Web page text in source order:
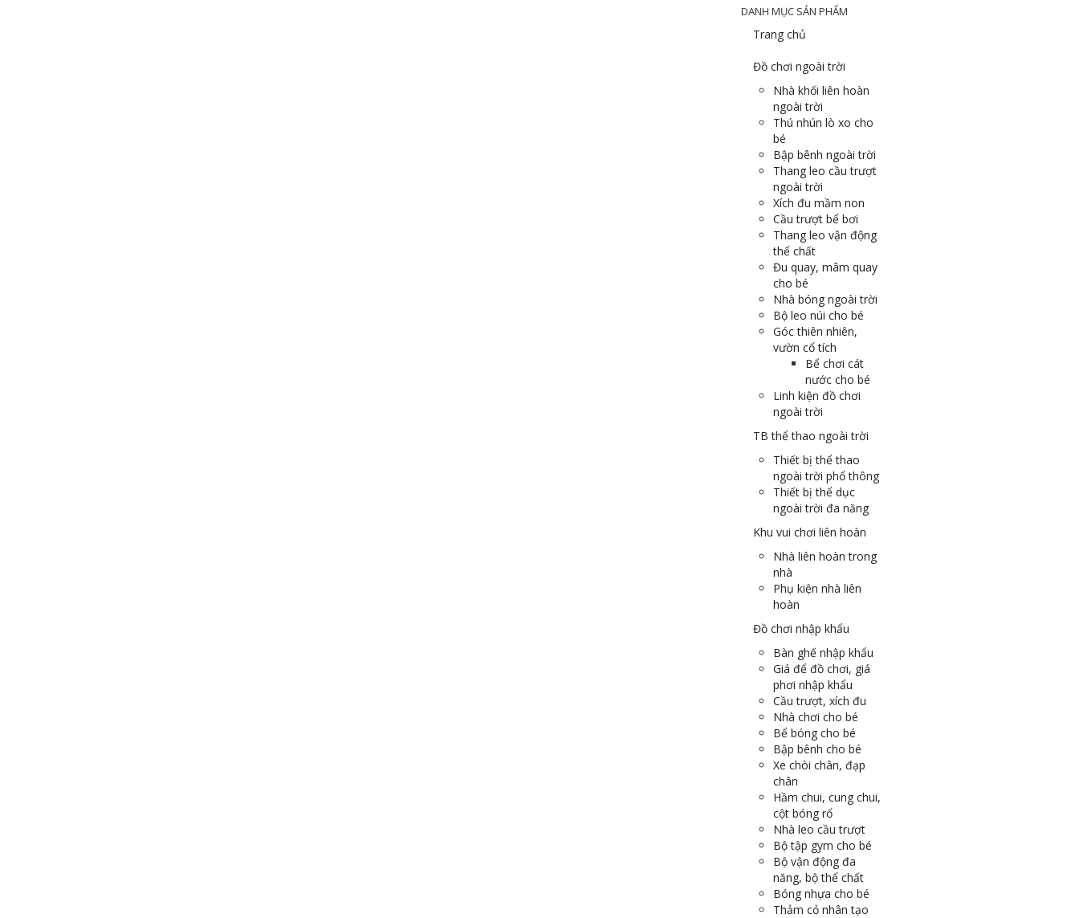
DANH MỤC SẢN PHẨM
Trang chủ
Đồ chơi ngoài trời
Nhà khối liên hoàn
ngoài trời
Thú nhún lò xo cho
bé
Bập bênh ngoài trời
Thang leo cầu trượt
ngoài trời
Xích đu mầm non
Cầu trượt bể bơi
Thang leo vận động
thể chất
Đu quay, mâm quay
cho bé
Nhà bóng ngoài trời
Bộ leo núi cho bé
Góc thiên nhiên,
vườn cổ tích
Bể chơi cát
nước cho bé
Linh kiện đồ chơi
ngoài trời
TB thể thao ngoài trời
Thiết bị thể thao
ngoài trời phổ thông
Thiết bị thể dục
ngoài trời đa năng
Khu vui chơi liên hoàn
Nhà liên hoàn trong
nhà
Phụ kiện nhà liên
hoàn
Đồ chơi nhập khẩu
Bàn ghế nhập khẩu
Giá để đồ chơi, giá
phơi nhập khẩu
Cầu trượt, xích đu
Nhà chơi cho bé
Bể bóng cho bé
Bập bênh cho bé
Xe chòi chân, đạp
chân
Hầm chui, cung chui,
cột bóng rổ
Nhà leo cầu trượt
Bộ tập gym cho bé
Bộ vận động đa
năng, bộ thể chất
Bóng nhựa cho bé
Thảm cỏ nhân tạo